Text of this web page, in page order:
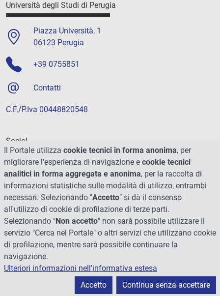
Università degli Studi di Perugia
Piazza Università, 1
06123 Perugia
+39 0755851
Contatti
C.F./P.Iva 00448820548
Social
© 2026 - Università degli Studi di Perugia
Il Portale utilizza cookie tecnici in forma anonima, per
migliorare l'esperienza di navigazione e cookie tecnici
analitici in forma aggregata e anonima, per la raccolta di
informazioni statistiche sulle modalità di utilizzo, entrambi
necessari. Selezionando "Accetto" si dà il consenso
all'utilizzo di cookie di profilazione di terze parti.
Selezionando "Non accetto" non sarà possibile utilizzare il
servizio "Cerca nel Portale" o altri servizi che utilizzano cookie
di profilazione, mentre sarà possibile continuare la
navigazione.
Ulteriori informazioni nell'informativa estesa
Accetto
Continua senza accettare